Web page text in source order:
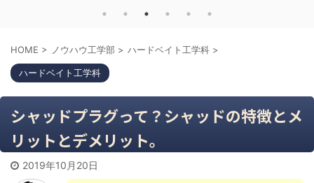
HOME > ノウハウ工学部 > ハードベイト工学科 >
ハードベイト工学科
シャッドプラグって？シャッドの特徴とメ
リットとデメリット。
2019年10月20日